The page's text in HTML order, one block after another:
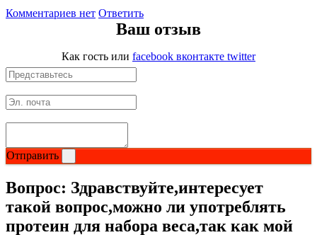
Предтренировочные комплексы
Изотоники
Бета-аланин
Комплексы аминокислот
Энергетики
Комментариев нет Ответить
Ваш отзыв
Как гость или facebook вконтакте twitter
Отправить
Вопрос: Здравствуйте,интересует
такой вопрос,можно ли употреблять
протеин для набора веса,так как мой